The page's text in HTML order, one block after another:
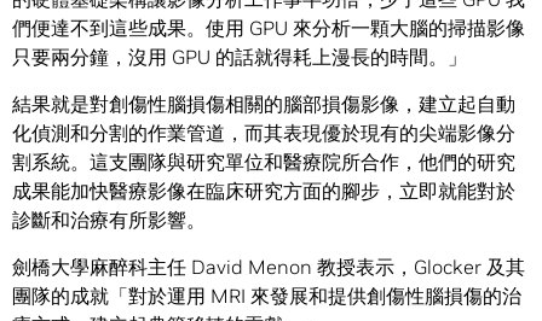
們便達不到這些成果。使用 GPU 來分析一顆大腦的掃描影像
只要兩分鐘，沒用 GPU 的話就得耗上漫長的時間。」
結果就是對創傷性腦損傷相關的腦部損傷影像，建立起自動
化偵測和分割的作業管道，而其表現優於現有的尖端影像分
割系統。這支團隊與研究單位和醫療院所合作，他們的研究
成果能加快醫療影像在臨床研究方面的腳步，立即就能對於
診斷和治療有所影響。
劍橋大學麻醉科主任 David Menon 教授表示，Glocker 及其
團隊的成就「對於運用 MRI 來發展和提供創傷性腦損傷的治